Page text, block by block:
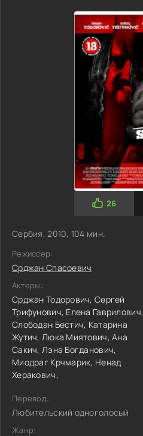
26
Сербия, 2010, 104 мин.
Режиссер:
Срджан Спасоевич
Актеры:
Срджан Тодорович,Сергей
Трифунович, Елена Гаврилович,
Слободан Бестич, Катарина
Жутич, Люка Миятович,Ана
Сакич, Лэна Богданович,
Миодраг Крчмарик, Ненад
Херакович,
Перевод:
Любительский одноголосый
Жанр: